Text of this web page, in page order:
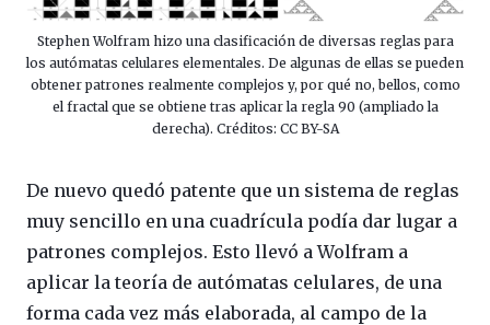
Stephen Wolfram hizo una clasificación de diversas reglas para
los autómatas celulares elementales. De algunas de ellas se pueden
obtener patrones realmente complejos y, por qué no, bellos, como
el fractal que se obtiene tras aplicar la regla 90 (ampliado la
derecha). Créditos: CC BY-SA
De nuevo quedó patente que un sistema de reglas
muy sencillo en una cuadrícula podía dar lugar a
patrones complejos. Esto llevó a Wolfram a
aplicar la teoría de autómatas celulares, de una
forma cada vez más elaborada, al campo de la